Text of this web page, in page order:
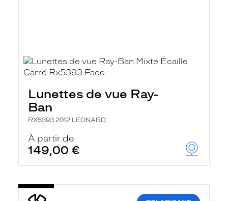
Lunettes de vue Ray-
Ban
RX5393 2012 LEONARD
À partir de
149,00 €